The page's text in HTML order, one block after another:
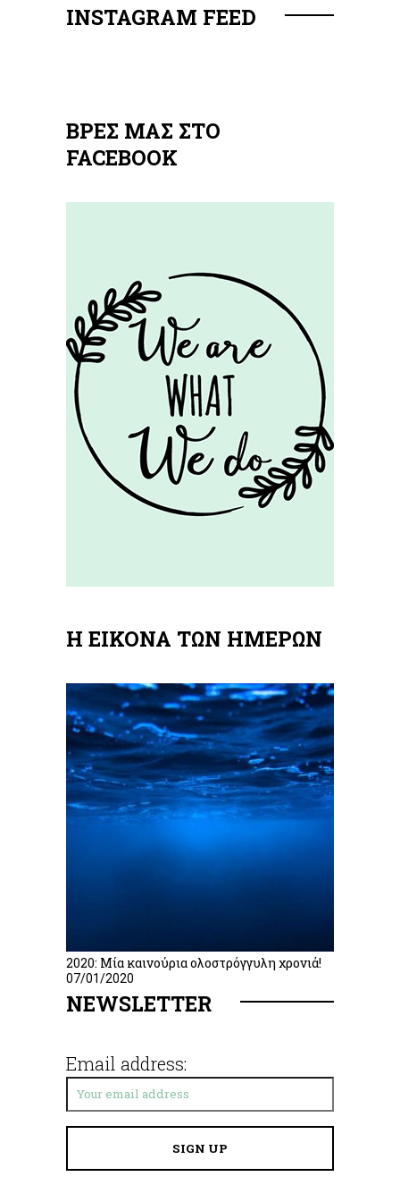
INSTAGRAM FEED
ΒΡΕΣ ΜΑΣ ΣΤΟ
FACEBOOK
Η ΕΙΚΟΝΑ ΤΩΝ ΗΜΕΡΩΝ
2020: Μία καινούρια ολοστρόγγυλη χρονιά!
07/01/2020
NEWSLETTER
Email address: